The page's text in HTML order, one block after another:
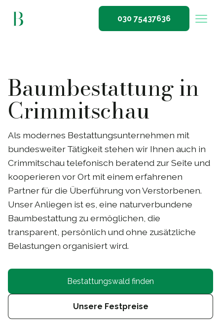
030 75437636
Baumbestattung in
Crimmitschau
Als modernes Bestattungsunternehmen mit
bundesweiter Tätigkeit stehen wir Ihnen auch in
Crimmitschau telefonisch beratend zur Seite und
kooperieren vor Ort mit einem erfahrenen
Partner für die Überführung von Verstorbenen.
Unser Anliegen ist es, eine naturverbundene
Baumbestattung zu ermöglichen, die
transparent, persönlich und ohne zusätzliche
Belastungen organisiert wird.
Bestattungswald finden
Unsere Festpreise